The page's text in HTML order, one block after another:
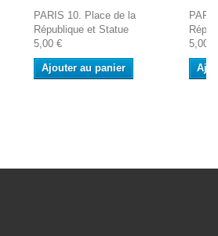
PARIS 10. Place de la
République et Statue
5,00 €
Ajouter au panier
5,00 €